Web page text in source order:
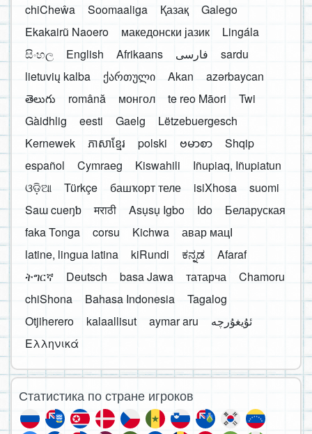
chiCheŵa
Soomaaliga Қазақ
Galego
Ekakairũ Naoero
македонски јазик
Lingála
සිංහල
English Afrikaans فارسی
sardu
lietuvių kalba
ქართული Akan
azərbaycan
తెలుగు
română монгол te reo Māori
Twi
Gàidhlig
eesti Gaelg
Lëtzebuergesch
Kernewek
ភាសាខ្មែរ polski ဗမာစာ
Shqip
español
Cymraeg Kiswahili
Iñupiaq, Iñupiatun
ଓଡ଼ିଆ
Türkçe башҡорт теле isiXhosa
suomi
Saɯ cueŋƅ
मराठी Asụsụ Igbo Ido
Беларуская
faka Tonga
corsu Kichwa
авар мацӀ
latine, lingua latina
kiRundi ಕನ್ನಡ
Afaraf
ትግርኛ
Deutsch basa Jawa татарча
Chamoru
chiShona
Bahasa Indonesia
Tagalog
Otjiherero
kalaallisut aymar aru
Ελληνικά
Статистика по стране игроков